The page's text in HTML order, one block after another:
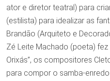
ator e diretor teatral) para
(estilista) para idealizar as
Brandão (Arquiteto e
Zé Leite Machado (poeta)
Orixás”, os compositores
para compor o samba-